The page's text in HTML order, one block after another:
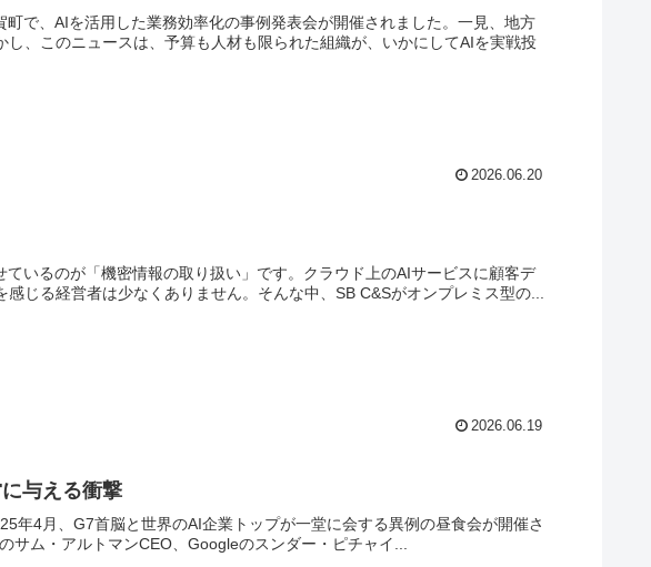
で、AIを活用した業務効率化の事例発表会が開催されました。一見、地方
、このニュースは、予算も人材も限られた組織が、いかにしてAIを実戦投
2026.06.20
いるのが「機密情報の取り扱い」です。クラウド上のAIサービスに顧客デ
じる経営者は少なくありません。そんな中、SB C&Sがオンプレミス型の...
2026.06.19
与える衝撃
年4月、G7首脳と世界のAI企業トップが一堂に会する異例の昼食会が開催さ
サム・アルトマンCEO、Googleのスンダー・ピチャイ...